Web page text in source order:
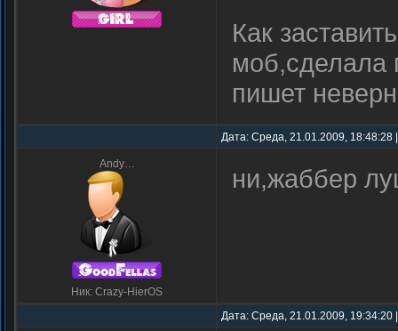
Как
моб,сделала
пишет
Дата: Среда, 21.01.2009,
Andy…
Ник: Crazy-HierOS
ни,жаббер
Дата: Среда, 21.01.2009,